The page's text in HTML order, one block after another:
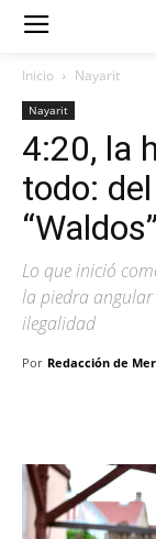
Inicio Nayarit
Nayarit
4:20, la
todo:
Lo que inició
la piedra angular
ilegalidad
Por Redacción de